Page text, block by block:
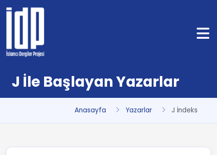
J İle Başlayan Yazarlar
Anasayfa Yazarlar J İndeks